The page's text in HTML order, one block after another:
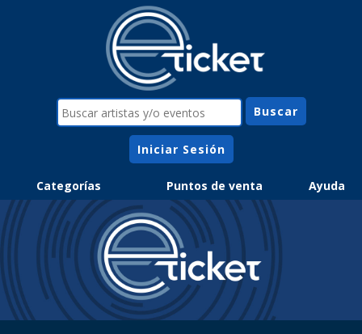
Iniciar Sesión
Categorías Puntos de venta Ayuda